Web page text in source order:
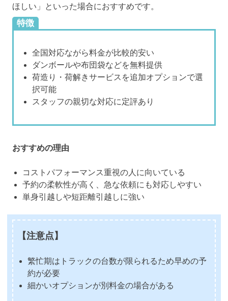
ほしい」といった場合におすすめです。
特徴
全国対応ながら料金が比較的安い
ダンボールや布団袋などを無料提供
荷造り・荷解きサービスを追加オプションで選
択可能
スタッフの親切な対応に定評あり
おすすめの理由
コストパフォーマンス重視の人に向いている
予約の柔軟性が高く、急な依頼にも対応しやすい
単身引越しや短距離引越しに強い
【注意点】
繁忙期はトラックの台数が限られるため早めの予
約が必要
細かいオプションが別料金の場合がある